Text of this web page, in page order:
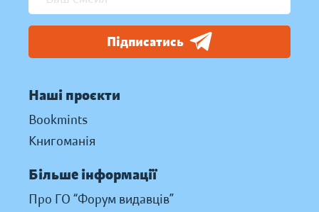
Підписатись
Наші проєкти
Bookmints
Книгоманія
Більше інформації
Про ГО “Форум видавців”